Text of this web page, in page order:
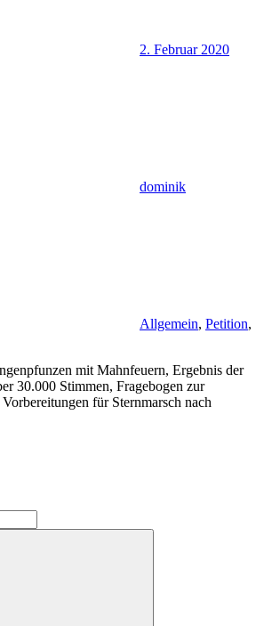
2. Februar 2020
dominik
Allgemein, Petition,
mit Mahnfeuern, Ergebnis der
30.000 Stimmen, Fragebogen zur
für Sternmarsch nach